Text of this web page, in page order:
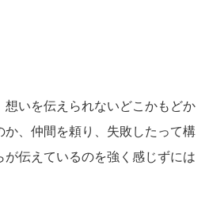
想いを伝えられないどこかもどか
か、仲間を頼り、失敗したって構
が伝えているのを強く感じずには